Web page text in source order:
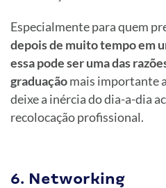
Especialmente para quem
depois de muito tempo em
essa pode ser uma das
graduaçãomais importante
deixe a inércia do dia-a-dia
recolocação profissional.
6. Networking